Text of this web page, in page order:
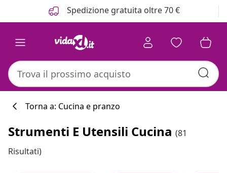
Spedizione gratuita oltre 70 €
Torna a: Cucina e pranzo
Strumenti E Utensili Cucina (81
Risultati)